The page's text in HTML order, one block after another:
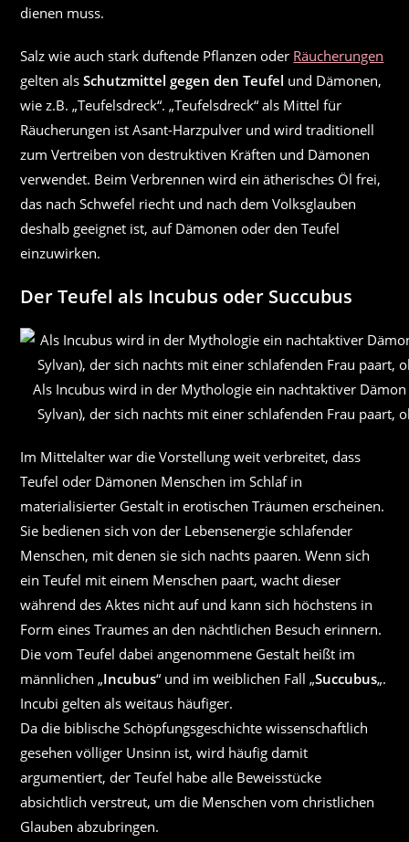
dienen muss.
Salz wie auch stark duftende Pflanzen oder Räucherungen
gelten alsSchutzmittel gegen den Teufel und Dämonen,
wie z.B. „Teufelsdreck“. „Teufelsdreck“ als Mittel für
Räucherungen ist Asant-Harzpulver und wird traditionell
zum Vertreiben von destruktiven Kräften und Dämonen
verwendet. Beim Verbrennen wird ein ätherisches Öl frei,
das nach Schwefel riecht und nach dem Volksglauben
deshalb geeignet ist, auf Dämonen oder den Teufel
einzuwirken.
Der Teufel als Incubus oder Succubus
Als Incubus wird in der Mythologie ein nachtaktiver
Sylvan), der sich nachts mit einer schlafenden Frau paart,
Im Mittelalter war die Vorstellung weit verbreitet, dass
Teufel oder Dämonen Menschen im Schlaf in
materialisierter Gestalt in erotischen Träumen erscheinen.
Sie bedienen sich von der Lebensenergie schlafender
Menschen, mit denen sie sich nachts paaren. Wenn sich
ein Teufel mit einem Menschen paart, wacht dieser
während des Aktes nicht auf und kann sich höchstens in
Form eines Traumes an den nächtlichen Besuch erinnern.
Die vom Teufel dabei angenommene Gestalt heißt im
männlichen „Incubus“ und im weiblichen Fall „Succubus„.
Incubi gelten als weitaus häufiger.
Da die biblische Schöpfungsgeschichte wissenschaftlich
gesehen völliger Unsinn ist, wird häufig damit
argumentiert, der Teufel habe alle Beweisstücke
absichtlich verstreut, um die Menschen vom christlichen
Glauben abzubringen.